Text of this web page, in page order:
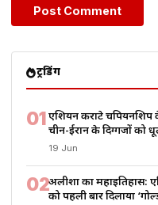
ट्रेंडिंग
01एशियन कराटे
चीन-ईरान के दिग्गजों को
19 Jun
02अलीशा का महाइतिहास:
को पहली बार दिलाया